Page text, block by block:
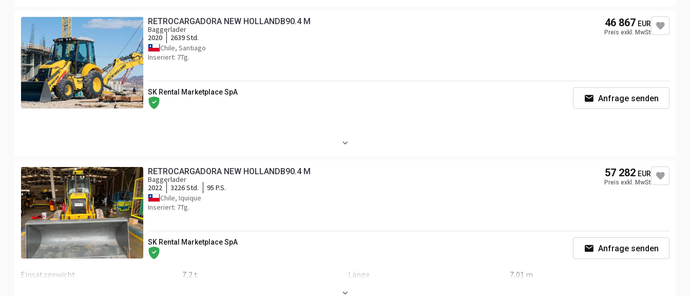
RETROCARGADORA NEW HOLLANDB90.4 M
Baggerlader
2020
2639 Std.
Chile, Santiago
Inseriert: 7Tg.
46 867 EUR
Preis exkl. MwSt
SK Rental Marketplace SpA
Anfrage senden
RETROCARGADORA NEW HOLLANDB90.4 M
Baggerlader
2022
3226 Std.
95 P.S.
Chile, Iquique
Inseriert: 7Tg.
57 282 EUR
Preis exkl. MwSt
SK Rental Marketplace SpA
Anfrage senden
Einsatzgewicht 7,2 t Länge
7,01 m